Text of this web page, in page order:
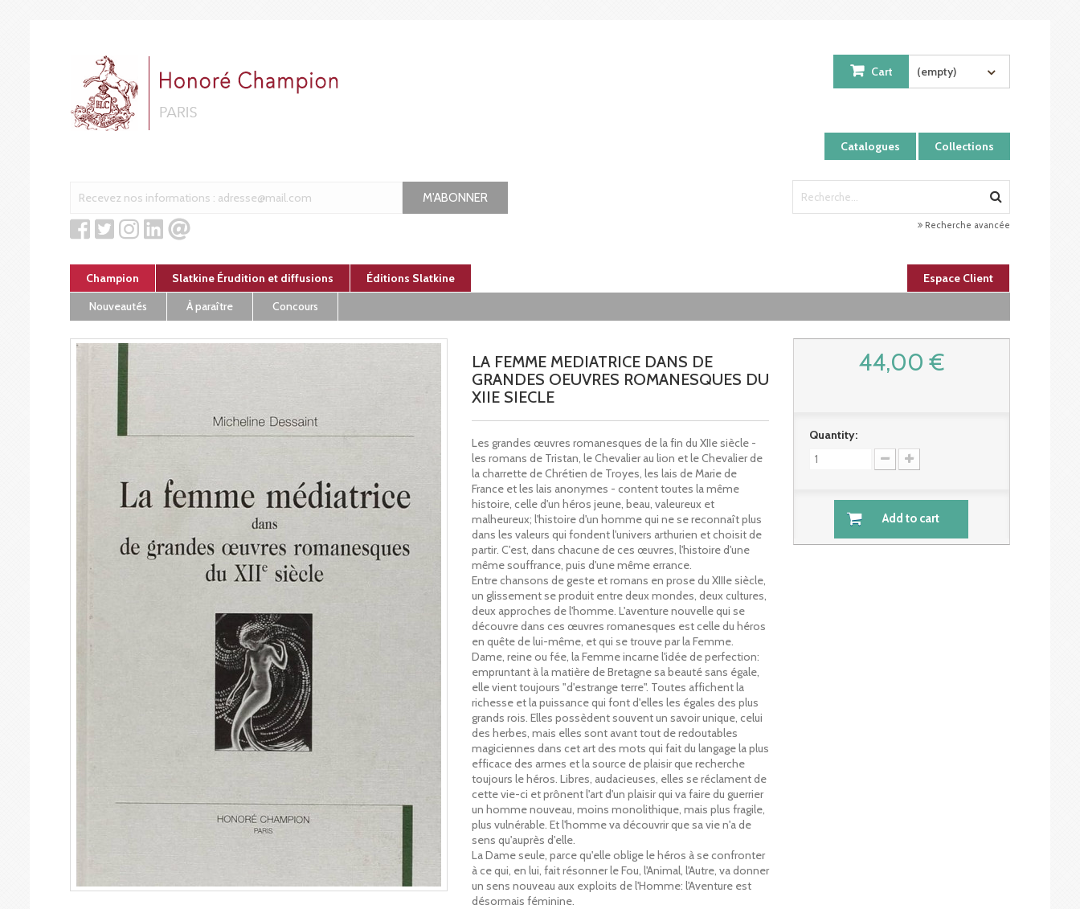
Catalogues Collections
Cart (empty)
M'ABONNER
Recherche avancée
Champion Slatkine Érudition et diffusions Éditions Slatkine
Espace Client
Nouveautés
À paraître Concours
LA FEMME MEDIATRICE DANS DE
GRANDES OEUVRES ROMANESQUES DU
XIIE SIECLE
Les grandes œuvres romanesques de la fin du XIIe siècle -
les romans de Tristan, le Chevalier au lion et le Chevalier de
la charrette de Chrétien de Troyes, les lais de Marie de
France et les lais anonymes - content toutes la même
histoire, celle d'un héros jeune, beau, valeureux et
malheureux; l'histoire d'un homme qui ne se reconnaît plus
dans les valeurs qui fondent l'univers arthurien et choisit de
partir. C'est, dans chacune de ces œuvres, l'histoire d'une
même souffrance, puis d'une même errance.
Entre chansons de geste et romans en prose du XIIIe siècle,
un glissement se produit entre deux mondes, deux cultures,
deux approches de l'homme. L'aventure nouvelle qui se
découvre dans ces œuvres romanesques est celle du héros
en quête de lui-même, et qui se trouve par la Femme.
Dame, reine ou fée, la Femme incarne l'idée de perfection:
empruntant à la matière de Bretagne sa beauté sans égale,
elle vient toujours "d'estrange terre". Toutes affichent la
richesse et la puissance qui font d'elles les égales des plus
grands rois. Elles possèdent souvent un savoir unique, celui
des herbes, mais elles sont avant tout de redoutables
magiciennes dans cet art des mots qui fait du langage la plus
efficace des armes et la source de plaisir que recherche
toujours le héros. Libres, audacieuses, elles se réclament de
cette vie-ci et prônent l'art d'un plaisir qui va faire du guerrier
un homme nouveau, moins monolithique, mais plus fragile,
plus vulnérable. Et l'homme va découvrir que sa vie n'a de
sens qu'auprès d'elle.
La Dame seule, parce qu'elle oblige le héros à se confronter
à ce qui, en lui, fait résonner le Fou, l'Animal, l'Autre, va donner
un sens nouveau aux exploits de l'Homme: l'Aventure est
désormais féminine.
44,00 €
Quantity:
Add to cart